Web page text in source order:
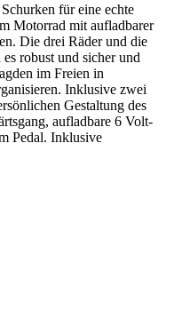
für eine echte
Motorrad mit aufladbarer
Die drei Räder und die
robust und sicher und
im Freien in
Inklusive zwei
Gestaltung des
aufladbare 6 Volt-
Pedal. Inklusive